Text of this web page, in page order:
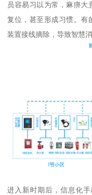
员容易习以为常，麻痹大
复位，甚至形成习惯。有
装置接线摘除，导致智慧
进入新时期后，信息化